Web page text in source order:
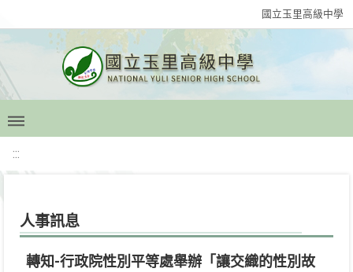
國立玉里高級中學
:::
人事訊息
轉知-行政院性別平等處舉辦「讓交織的性別故